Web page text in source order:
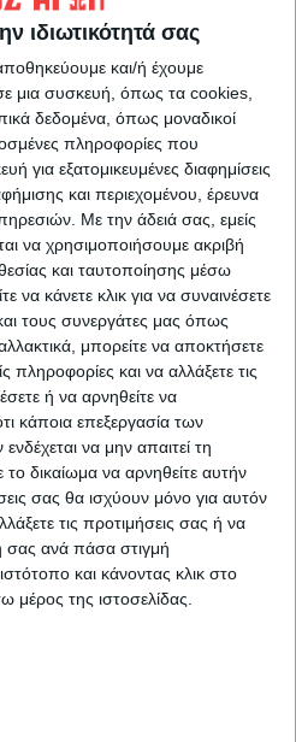
ιδιωτικότητά σας
και/ή έχουμε
μια συσκευή, όπως τα cookies,
δεδομένα, όπως μοναδικοί
πληροφορίες που
για εξατομικευμένες διαφημίσεις
και περιεχομένου, έρευνα
Με την άδειά σας, εμείς
να χρησιμοποιήσουμε ακριβή
και ταυτοποίησης μέσω
κάνετε κλικ για να συναινέσετε
τους συνεργάτες μας όπως
μπορείτε να αποκτήσετε
και να αλλάξετε τις
ή να αρνηθείτε να
κάποια επεξεργασία των
να μην απαιτεί τη
δικαίωμα να αρνηθείτε αυτήν
σας θα ισχύουν μόνο για αυτόν
τις προτιμήσεις σας ή να
σας ανά πάσα στιγμή
και κάνοντας κλικ στο
της ιστοσελίδας.
μήκος περίπου 2
την εφημερίδα ΝΕΟΣ
News!
στην περιοχή της
ευρύτερα της Θεσσαλίας
ΕΠΟΜΕΝΟ ΑΡΘΡΟ
Να γίνει άμεσα πράξη